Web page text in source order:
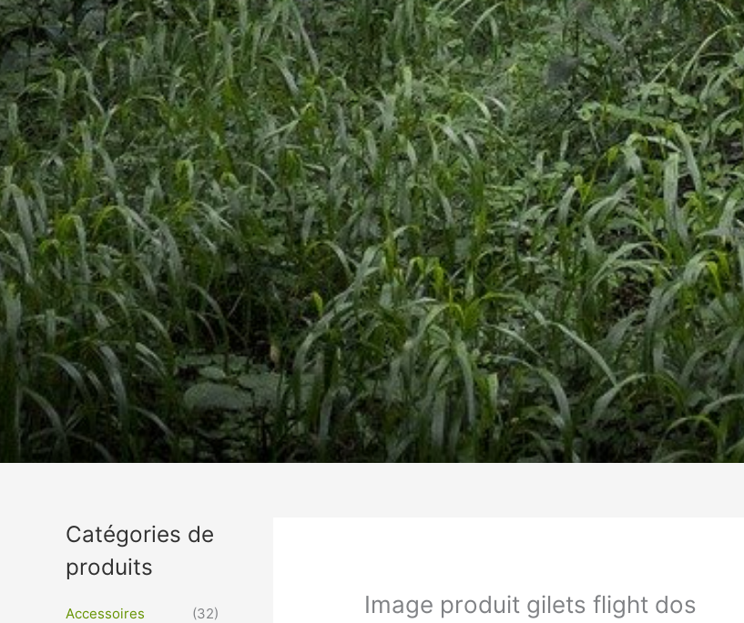
Un vêtement à votre image !
VÊTEMENTS ET OBJETS À PERSONNALISER EN BRODERIE POUR UNE QUALITE
OPTIMALE ou IMPRESSION SUR TEXTILES…
Catégories de
produits
Accessoires
(32)
Image produit gilets flight dos